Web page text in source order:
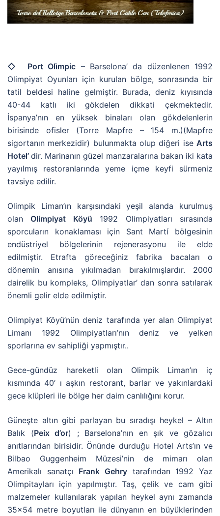
◇ Port Olìmpic – Barselona’ da düzenlenen 1992
Olimpiyat Oyunları için kurulan bölge, sonrasında bir
tatil beldesi haline gelmiştir. Burada, deniz kıyısında
40-44 katlı iki gökdelen dikkati çekmektedir.
İspanya’nın en yüksek binaları olan gökdelenlerin
birisinde ofisler (Torre Mapfre – 154 m.)(Mapfre
sigortanın merkezidir) bulunmakta olup diğeri ise Arts
Hotel’dir. Marinanın güzel manzaralarına bakan iki kata
yayılmış restoranlarında yeme içme keyfi sürmeniz
tavsiye edilir.
Olimpik Liman’ın karşısındaki yeşil alanda kurulmuş
olan Olimpiyat Köyü 1992 Olimpiyatları sırasında
sporcuların konaklaması için Sant Martí bölgesinin
endüstriyel bölgelerinin rejenerasyonu ile elde
edilmiştir. Etrafta göreceğiniz fabrika bacaları o
dönemin anısına yıkılmadan bırakılmışlardır. 2000
dairelik bu kompleks, Olimpiyatlar’ dan sonra satılarak
önemli gelir elde edilmiştir.
Olimpiyat Köyü’nün deniz tarafında yer alan Olimpiyat
Limanı 1992 Olimpiyatları’nın deniz ve yelken
sporlarına ev sahipliği yapmıştır..
Gece-gündüz hareketli olan Olimpik Liman’ın iç
kısmında 40’ ı aşkın restorant, barlar ve yakınlardaki
gece klüpleri ile bölge her daim canlılığını korur.
Güneşte altın gibi parlayan bu sıradışı heykel – Altın
Balık (Peix d’or) ; Barselona’nın en şık ve gözalıcı
anıtlarından birisidir. Önünde durduğu Hotel Arts’ın ve
Bilbao Guggenheim Müzesi’nin de mimarı olan
Amerikalı sanatçı Frank Gehry tarafından 1992 Yaz
Olimpitayları için yapılmıştır. Taş, çelik ve cam gibi
malzemeler kullanılarak yapılan heykel aynı zamanda
35×54 metre boyutları ile dünyanın en büyüklerinden